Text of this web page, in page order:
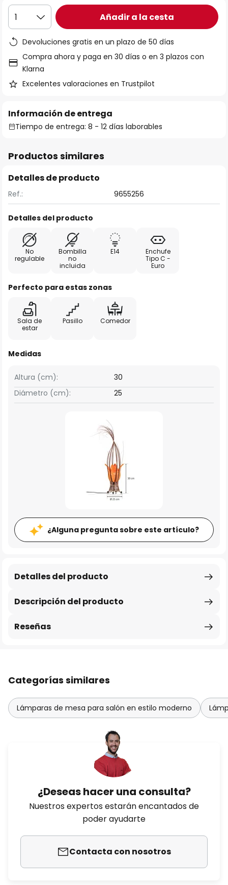
imágenes
1 Añadir a la cesta
Devoluciones gratis en un plazo de 50 días
Compra ahora y paga en 30 días o en 3 plazos con
Klarna
Excelentes valoraciones en Trustpilot
Información de entrega
Tiempo de entrega: 8 - 12 días laborables
Productos similares
Detalles de producto
Ref.: 9655256
Detalles del producto
No
regulable
Bombilla
no
incluida
E14
Enchufe
Tipo C -
Euro
Perfecto para estas zonas
Sala de
estar
Pasillo Comedor
Medidas
Altura (cm):
30
Diámetro (cm):
25
¿Alguna pregunta sobre este artículo?
Descripción del producto
Detalles del producto
Reseñas
Categorías similares
Lámparas de mesa para salón en estilo moderno
¿Deseas hacer una consulta?
Nuestros expertos estarán encantados de
poder ayudarte
Contacta con nosotros